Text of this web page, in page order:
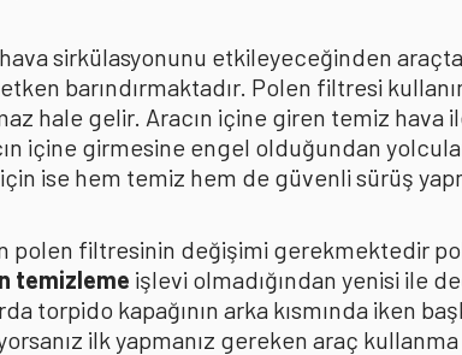
hava sirkülasyonunu etkileyeceğinden
barındırmaktadır. Polen filtresi
hale gelir. Aracın içine giren temiz hava
içine girmesine engel olduğundan
ise hem temiz hem de güvenli sürüş
polen filtresinin değişimi gerekmektedir
temizleme işlevi olmadığından yenisi ile
torpido kapağının arka kısmında iken
ilk yapmanız gereken araç